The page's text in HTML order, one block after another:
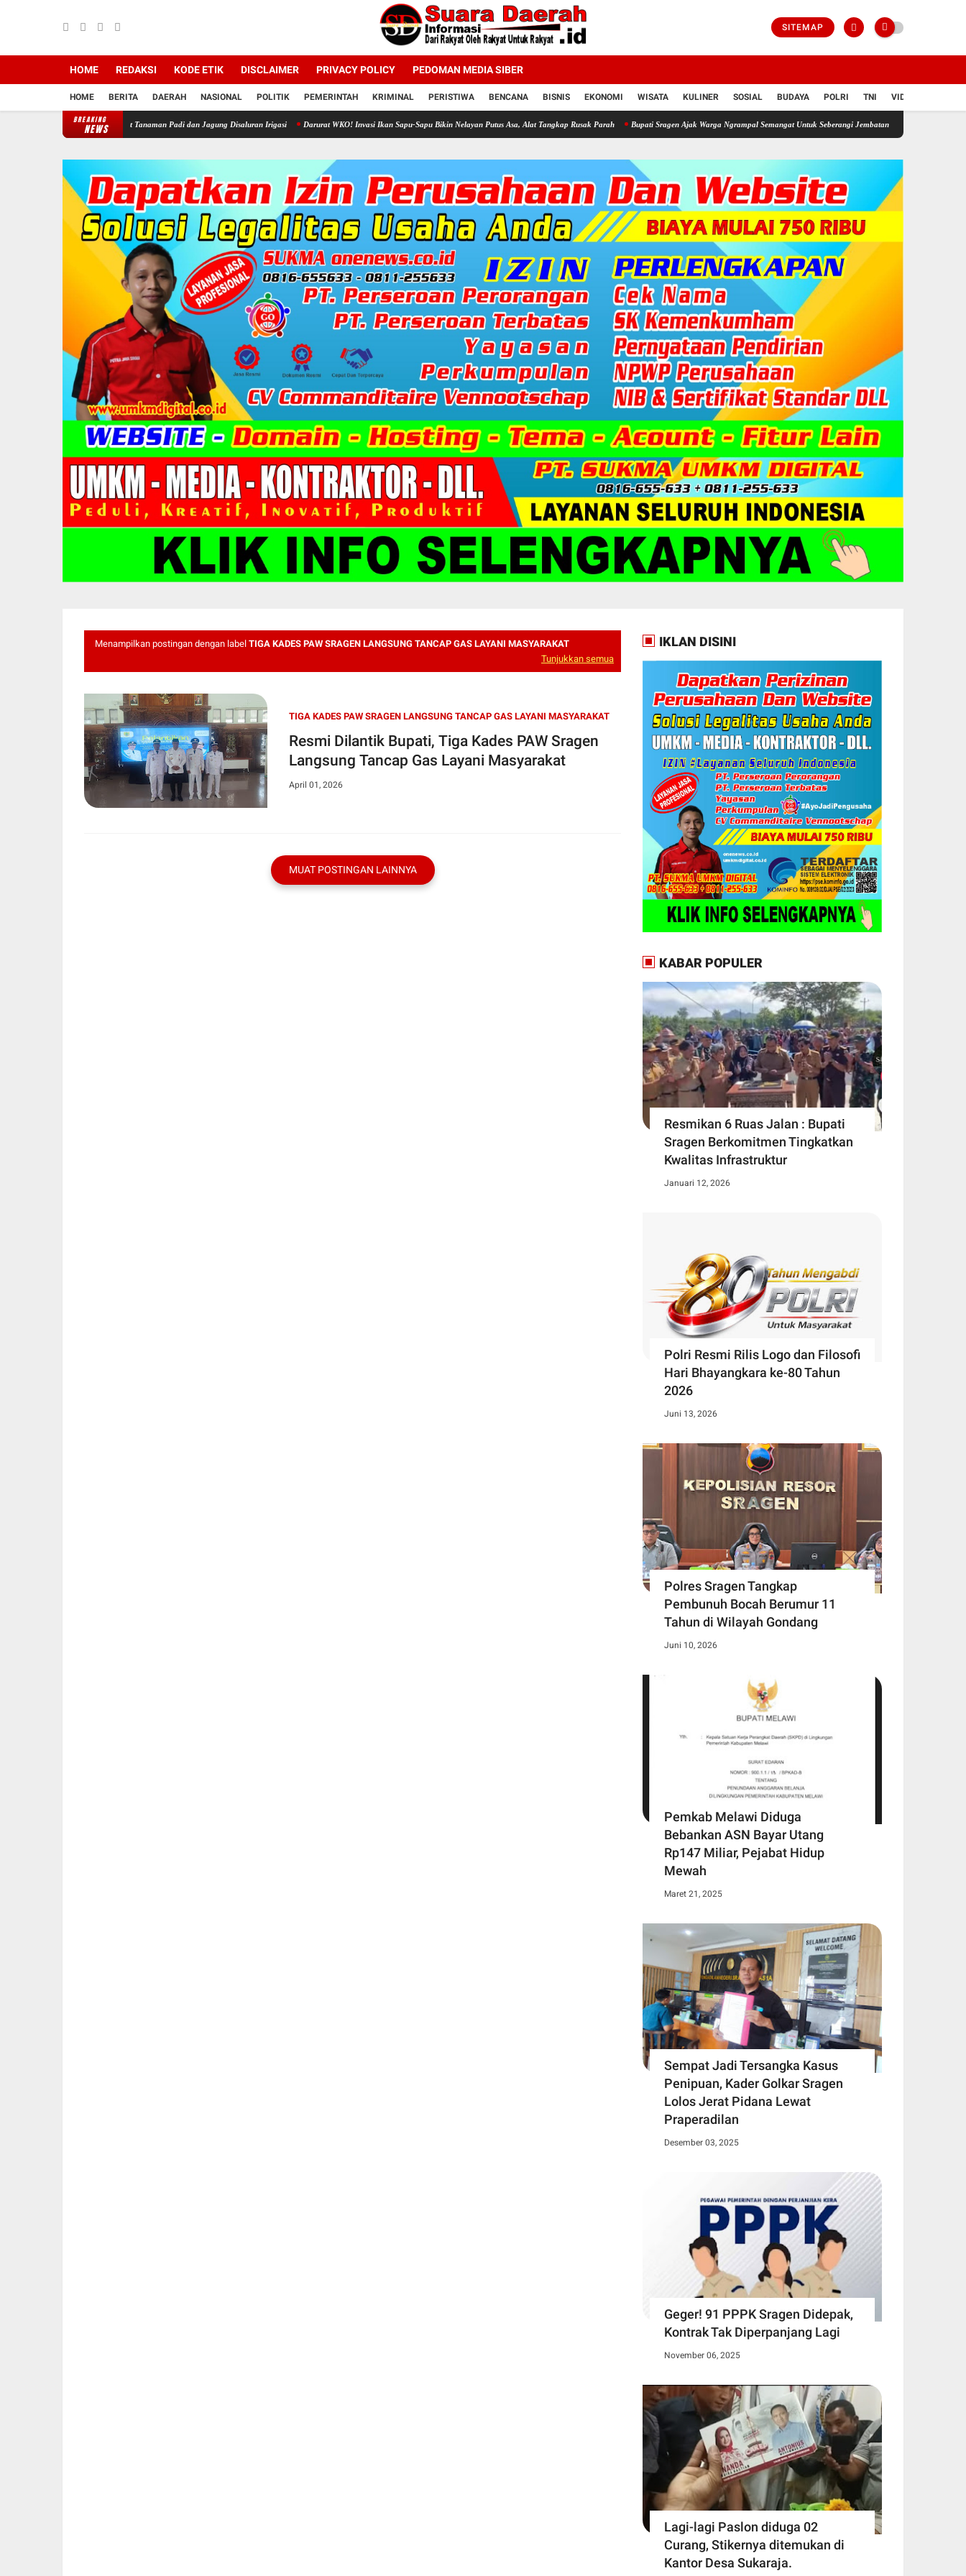
SITEMAP
HOME REDAKSI KODE ETIK DISCLAIMER PRIVACY POLICY PEDOMAN MEDIA SIBER
HOME BERITA DAERAH NASIONAL POLITIK PEMERINTAH KRIMINAL PERISTIWA BENCANA BISNIS EKONOMI WISATA KULINER SOSIAL BUDAYA POLRI TNI VIDIO
BREAKING
NEWS
Petani Rela Babat Tanaman Padi dan Jagung Disaluran Irigasi Darurat WKO! Invasi Ikan Sapu-Sapu Bikin Nelayan Putus Asa, Alat Tangkap Rusak Parah Bupati Sragen Ajak Warga Ngrampal Semangat Untuk Seberangi Jembatan Emas Kemerdekaan
Menampilkan postingan dengan label TIGA KADES PAW SRAGEN LANGSUNG TANCAP GAS LAYANI MASYARAKAT
Tunjukkan semua
TIGA KADES PAW SRAGEN LANGSUNG TANCAP GAS LAYANI MASYARAKAT
Resmi Dilantik Bupati, Tiga Kades PAW Sragen
Langsung Tancap Gas Layani Masyarakat
April 01, 2026
MUAT POSTINGAN LAINNYA
IKLAN DISINI
KABAR POPULER
Resmikan 6 Ruas Jalan : Bupati
Sragen Berkomitmen Tingkatkan
Kwalitas Infrastruktur
Januari 12, 2026
Polri Resmi Rilis Logo dan Filosofi
Hari Bhayangkara ke-80 Tahun
2026
Juni 13, 2026
Polres Sragen Tangkap
Pembunuh Bocah Berumur 11
Tahun di Wilayah Gondang
Juni 10, 2026
Pemkab Melawi Diduga
Bebankan ASN Bayar Utang
Rp147 Miliar, Pejabat Hidup
Mewah
Maret 21, 2025
Sempat Jadi Tersangka Kasus
Penipuan, Kader Golkar Sragen
Lolos Jerat Pidana Lewat
Praperadilan
Desember 03, 2025
Geger! 91 PPPK Sragen Didepak,
Kontrak Tak Diperpanjang Lagi
November 06, 2025
Lagi-lagi Paslon diduga 02
Curang, Stikernya ditemukan di
Kantor Desa Sukaraja.